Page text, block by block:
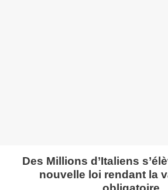
Des Millions d’Italiens
nouvelle loi rendant la